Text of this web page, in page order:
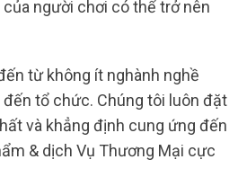
người chơi có thể trở nên
từ không ít nghành nghề
đến tổ chức. Chúng tôi luôn đặt
và khẳng định cung ứng đến
& dịch Vụ Thương Mại cực